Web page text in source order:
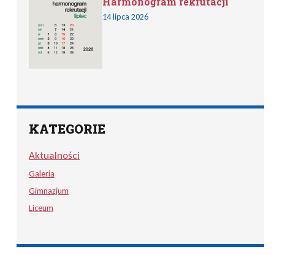
14 lipca 2026
KATEGORIE
Aktualności
Galeria
Gimnazjum
Liceum